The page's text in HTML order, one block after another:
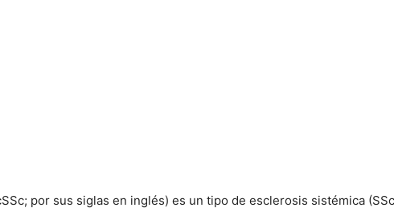
por sus siglas en inglés) es un tipo de esclerosis sistémica